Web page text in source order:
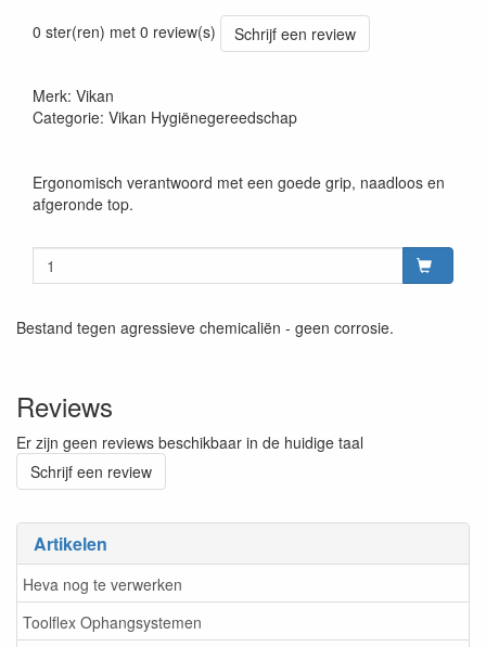
Artikelen
Heva nog te verwerken
Toolflex Ophangsystemen
0 ster(ren) met 0 review(s)
Schrijf een review
Merk: Vikan
Categorie: Vikan Hygiënegereedschap
Ergonomisch verantwoord met een goede grip, naadloos en
afgeronde top.
Bestand tegen agressieve chemicaliën - geen corrosie.
Reviews
Er zijn geen reviews beschikbaar in de huidige taal
Schrijf een review